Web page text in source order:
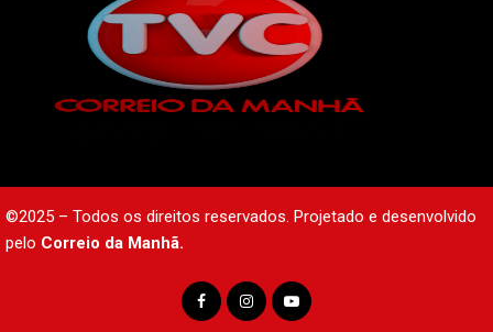
©2025 – Todos os direitos reservados. Projetado e desenvolvido
pelo Correio da Manhã.